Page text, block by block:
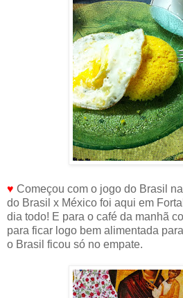
♥ Começou com o jogo do Brasil
do Brasil x México foi aqui em
dia todo! E para o café da manhã
para ficar logo bem alimentada
o Brasil ficou só no empate.